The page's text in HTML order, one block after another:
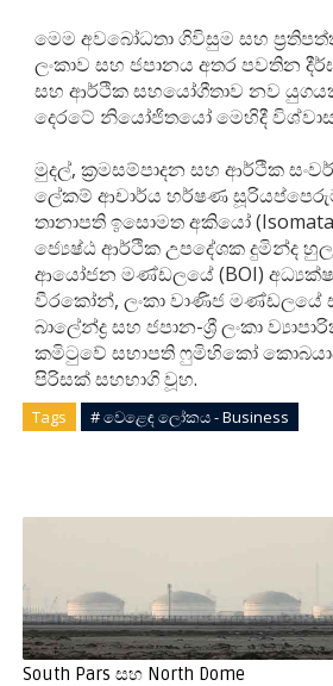
මෙම අවබෝධතා ගිවිසුම සහ
ලංකාව සහ ජපානය අතර පවතින
සහ ආර්ථික සහයෝගීතාව නව
දෙරටේ නියෝජිතයෝ මෙහිදී
මුදල්, ක්‍රමසම්පාදන සහ ආර්ථික
ලේකම් ආචාර්ය හර්ෂණ සූරියප්පෙරුම,
තානාපති ඉසොමත අකියෝ
ජ්‍යෙෂ්ඨ ආර්ථික උපදේශක දුමින්ද
ආයෝජන මණ්ඩලයේ (BOI)
වීරකෝන්, ලංකා වාණිජ මණ්ඩලයේ
බාලේන්ද්‍ර සහ ජපාන-ශ්‍රී ලංකා
කමිටුවේ සභාපති ෆුමිහිකෝ
පිරිසක් සහභාගි වූහ.
Tags # වෙළෙඳ ලෝකය - Business
South Pars සහ North Dome